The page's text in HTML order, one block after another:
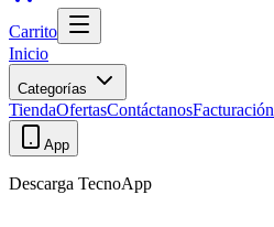
Carrito
Inicio
Categorías
TiendaOfertasContáctanosFacturación
App
Descarga TecnoApp